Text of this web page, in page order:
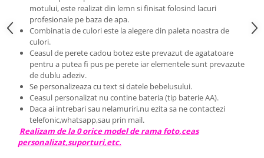
motului, este realizat din lemn si finisat folosind lacuri
profesionale pe baza de apa.
Combinatia de culori este la alegere din paleta noastra de
culori.
Ceasul de perete cadou botez este prevazut de agatatoare
pentru a putea fi pus pe perete iar elementele sunt prevazute
de dublu adeziv.
Se personalizeaza cu text si datele bebelusului.
Ceasul personalizat nu contine bateria (tip baterie AA).
Daca ai intrebari sau nelamuriri,nu ezita sa ne contactezi
telefonic,whatsapp,sau prin mail.
Realizam de la 0 orice model de rama foto,ceas
personalizat,suporturi,etc.